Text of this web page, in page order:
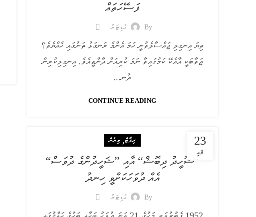
ފަސޭހަތައް
By އެޑިޓަރު
ތިޔަ އިނގިލި ޖައްސާލެވުނީ ހަމަ އެންމެ ރަނގަޅު ތަނުގައި ހެއްޔެވެ؟
ޖަވާބަކީ އާއެކޭ ކަމުގައިވާ ނަމަ ކުރިއަށް ދާންވީއެވެ. އިނގިލިކުރިން
ދުނ...
CONTINUE READING
23
މެއި
ރިޕޯޓް,ލިޔުން
”ޝޮހީދު ދިބޮޝް“ އާއި ”ޝަހީދުންގެ ދުވަސް“
އެއް ދުވަހަކަށްވީ ހިނދު
By އެޑިޓަރު